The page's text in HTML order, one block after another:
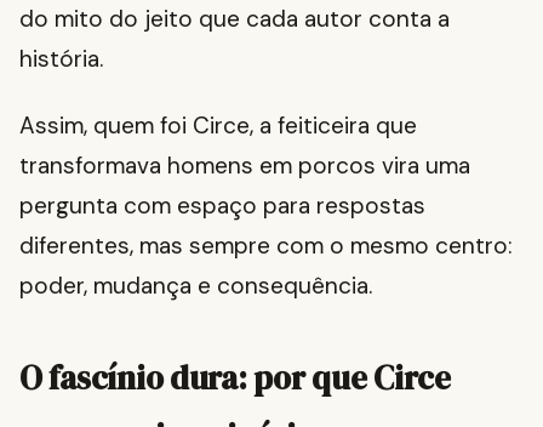
do mito do jeito que cada autor conta a
história.
Assim, quem foi Circe, a feiticeira que
transformava homens em porcos vira uma
pergunta com espaço para respostas
diferentes, mas sempre com o mesmo centro:
poder, mudança e consequência.
O fascínio dura: por que Circe